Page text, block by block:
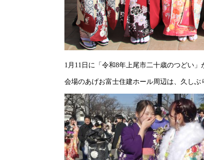
1月11日に「令和8年上尾市二十歳のつどい
会場のあげお富士住建ホール周辺は、久し